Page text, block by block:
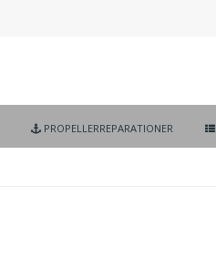
PROPELLERREPARATIONER